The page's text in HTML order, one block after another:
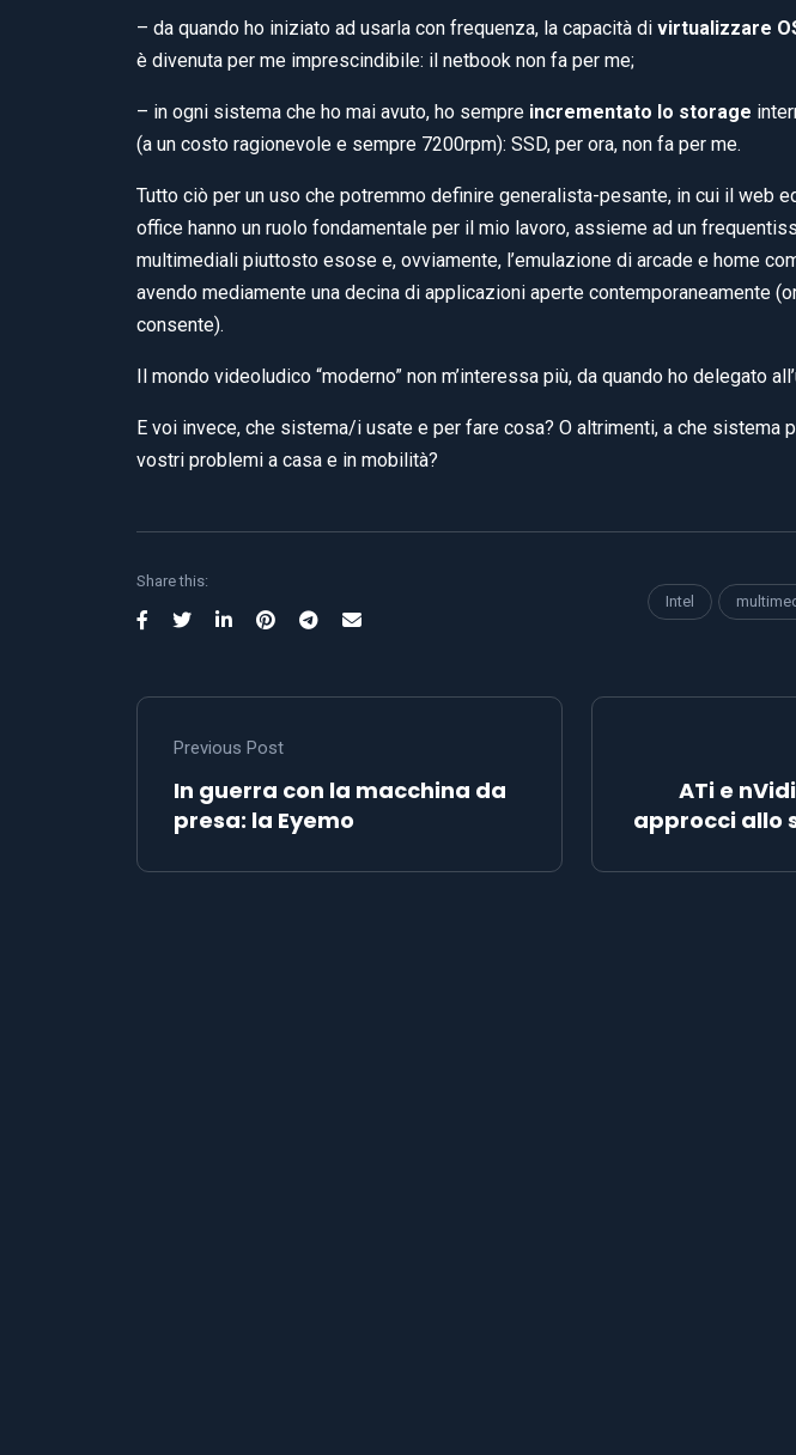
– da quando ho iniziato ad usarla con frequenza, la capacità di virtualizzare
è divenuta per me imprescindibile: il netbook non fa per me;
– in ogni sistema che ho mai avuto, ho sempre incrementato lo storage
(a un costo ragionevole e sempre 7200rpm): SSD, per ora, non fa per me.
Tutto ciò per un uso che potremmo definire generalista-pesante, in cui il web
office hanno un ruolo fondamentale per il mio lavoro, assieme ad un
multimediali piuttosto esose e, ovviamente, l’emulazione di arcade e home
avendo mediamente una decina di applicazioni aperte contemporaneamente
consente).
Il mondo videoludico “moderno” non m’interessa più, da quando ho delegato
E voi invece, che sistema/i usate e per fare cosa? O altrimenti, a che sistema
vostri problemi a casa e in mobilità?
Share this:
Intel
Previous Post
In guerra con la macchina da
presa: la Eyemo
ATi e
approcci allo